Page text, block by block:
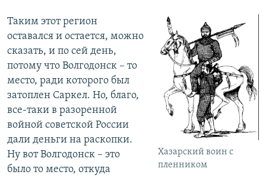
Хазарский воин с
пленником
Таким этот регион
оставался и остается, можно
сказать, и по сей день,
потому что Волгодонск – то
место, ради которого был
затоплен Саркел. Но, благо,
все-таки в разоренной
войной советской России
дали деньги на раскопки.
Ну вот Волгодонск – это
было то место, откуда